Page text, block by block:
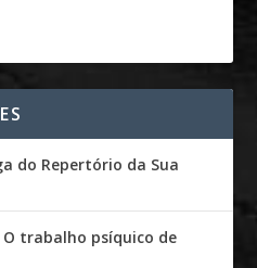
do Repertório da Sua
O trabalho psíquico de